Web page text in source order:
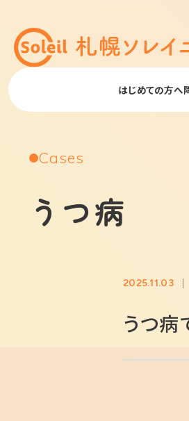
はじめての方へ
Cases
うつ病
2025.11.03
うつ